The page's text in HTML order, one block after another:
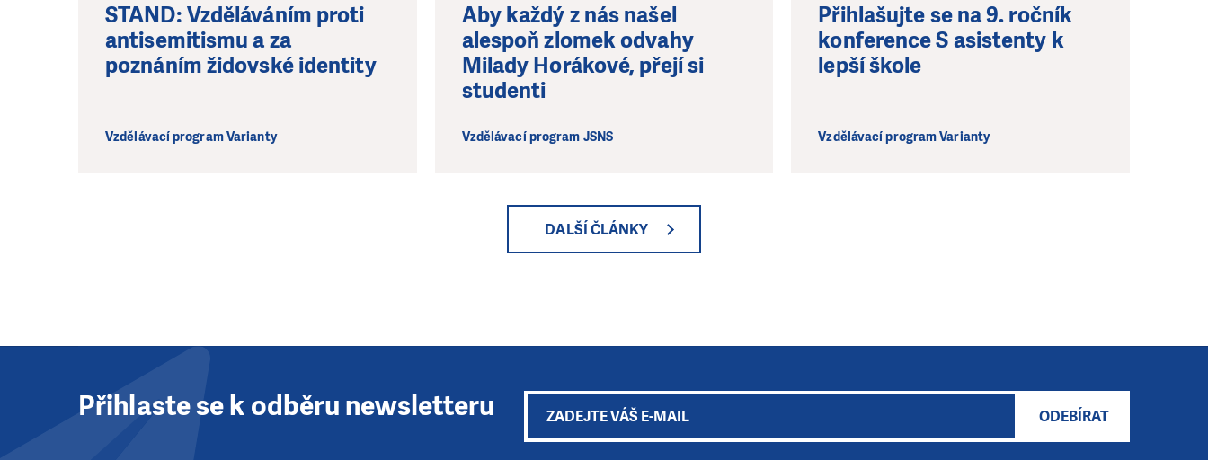
STAND: Vzděláváním proti
antisemitismu a za
poznáním židovské identity
Vzdělávací program Varianty
Aby každý z nás našel
alespoň zlomek odvahy
Milady Horákové, přejí si
studenti
Vzdělávací program JSNS
Přihlašujte se na 9. ročník
konference S asistenty k
lepší škole
Vzdělávací program Varianty
DALŠÍ ČLÁNKY
Přihlaste se k odběru newsletteru ODEBÍRAT